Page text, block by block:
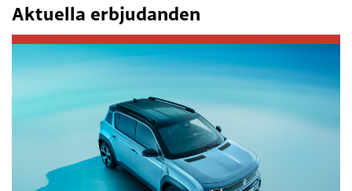
Aktuella erbjudanden